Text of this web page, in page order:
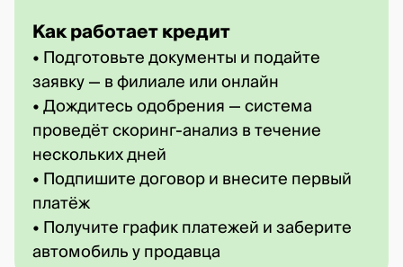
Как работает кредит
• Подготовьте документы и подайте
заявку — в филиале или онлайн
• Дождитесь одобрения — система
проведёт скоринг-анализ в течение
нескольких дней
• Подпишите договор и внесите первый
платёж
• Получите график платежей и заберите
автомобиль у продавца